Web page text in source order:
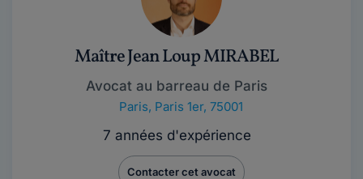
Maître Jean Loup MIRABEL
Avocat au barreau de Paris
Paris, Paris 1er, 75001
7 années d'expérience
Contacter cet avocat